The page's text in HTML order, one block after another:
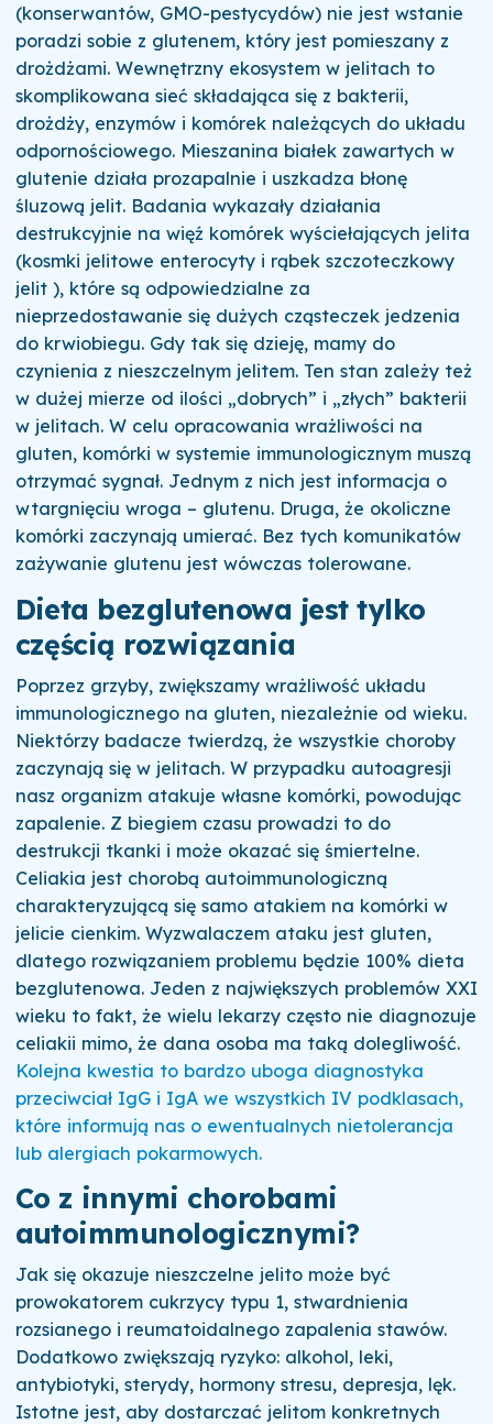
(konserwantów, GMO-pestycydów) nie jest wstanie
poradzi sobie z glutenem, który jest pomieszany z
drożdżami. Wewnętrzny ekosystem w jelitach to
skomplikowana sieć składająca się z bakterii,
drożdży, enzymów i komórek należących do układu
odpornościowego. Mieszanina białek zawartych w
glutenie działa prozapalnie i uszkadza błonę
śluzową jelit. Badania wykazały działania
destrukcyjnie na więź komórek wyściełających jelita
(kosmki jelitowe enterocyty i rąbek szczoteczkowy
jelit ), które są odpowiedzialne za
nieprzedostawanie się dużych cząsteczek jedzenia
do krwiobiegu. Gdy tak się dzieję, mamy do
czynienia z nieszczelnym jelitem. Ten stan zależy też
w dużej mierze od ilości „dobrych” i „złych” bakterii
w jelitach. W celu opracowania wrażliwości na
gluten, komórki w systemie immunologicznym muszą
otrzymać sygnał. Jednym z nich jest informacja o
wtargnięciu wroga – glutenu. Druga, że okoliczne
komórki zaczynają umierać. Bez tych komunikatów
zażywanie glutenu jest wówczas tolerowane.
Dieta bezglutenowa jest tylko
częścią rozwiązania
Poprzez grzyby, zwiększamy wrażliwość układu
immunologicznego na gluten, niezależnie od wieku.
Niektórzy badacze twierdzą, że wszystkie choroby
zaczynają się w jelitach. W przypadku autoagresji
nasz organizm atakuje własne komórki, powodując
zapalenie. Z biegiem czasu prowadzi to do
destrukcji tkanki i może okazać się śmiertelne.
Celiakia jest chorobą autoimmunologiczną
charakteryzującą się samo atakiem na komórki w
jelicie cienkim. Wyzwalaczem ataku jest gluten,
dlatego rozwiązaniem problemu będzie 100% dieta
bezglutenowa. Jeden z największych problemów XXI
wieku to fakt, że wielu lekarzy często nie diagnozuje
celiakii mimo, że dana osoba ma taką dolegliwość.
Kolejna kwestia to bardzo uboga diagnostyka
przeciwciał IgG i IgA we wszystkich IV podklasach,
które informują nas o ewentualnych nietolerancja
lub alergiach pokarmowych.
Co z innymi chorobami
autoimmunologicznymi?
Jak się okazuje nieszczelne jelito może być
prowokatorem cukrzycy typu 1, stwardnienia
rozsianego i reumatoidalnego zapalenia stawów.
Dodatkowo zwiększają ryzyko: alkohol, leki,
antybiotyki, sterydy, hormony stresu, depresja, lęk.
Istotne jest, aby dostarczać jelitom konkretnych